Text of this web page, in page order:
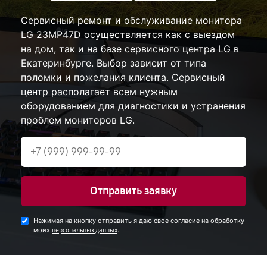
Сервисный ремонт и обслуживание монитора
LG 23MP47D осуществляется как с выездом
на дом, так и на базе сервисного центра LG в
Екатеринбурге. Выбор зависит от типа
поломки и пожелания клиента. Сервисный
центр располагает всем нужным
оборудованием для диагностики и устранения
проблем мониторов LG.
Отправить заявку
Нажимая на кнопку отправить я даю свое согласие на обработку
моих персональных данных.